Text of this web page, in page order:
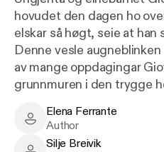
hovudet den dagen ho
elskar så høgt, seie at han
Denne vesle
av mange oppdagingar
grunnmuren i den trygge
harde måten kva det vil
Elena Ferrante - Author
Elena Ferrante
Author
Silje Breivik